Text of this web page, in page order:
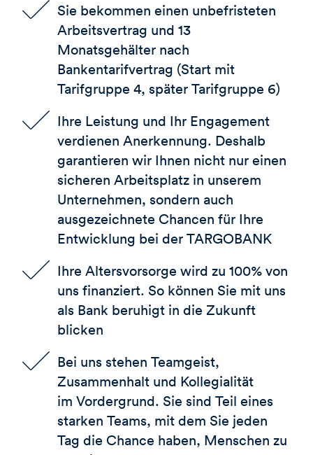
Sie bekommen einen unbefristeten
Arbeitsvertrag und 13
Monatsgehälter nach
Bankentarifvertrag (Start mit
Tarifgruppe 4, später Tarifgruppe 6)
Ihre Leistung und Ihr Engagement
verdienen Anerkennung. Deshalb
garantieren wir Ihnen nicht nur einen
sicheren Arbeitsplatz in unserem
Unternehmen, sondern auch
ausgezeichnete Chancen für Ihre
Entwicklung bei derTARGOBANK
Ihre Altersvorsorge wird zu 100% von
uns finanziert. So können Sie mit uns
als Bank beruhigt in die Zukunft
blicken
Bei uns stehen Teamgeist,
Zusammenhalt und Kollegialität
im Vordergrund. Sie sind Teil eines
starken Teams, mit dem Sie jeden
Tag die Chance haben, Menschen zu